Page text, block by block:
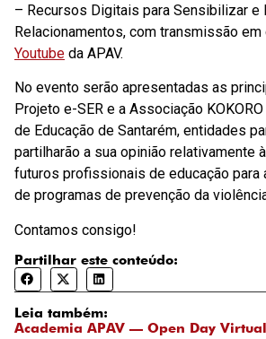
– Recursos Digitais para Sensibilizar e
Relacionamentos, com transmissão
Youtube da APAV.
No evento serão apresentadas as
Projeto e-SER e a Associação
de Educação de Santarém, entidades
partilharão a sua opinião relativamente
futuros profissionais de educação para
de programas de prevenção da
Contamos consigo!
Partilhar este conteúdo:
Leia também:
Academia APAV — Open Day